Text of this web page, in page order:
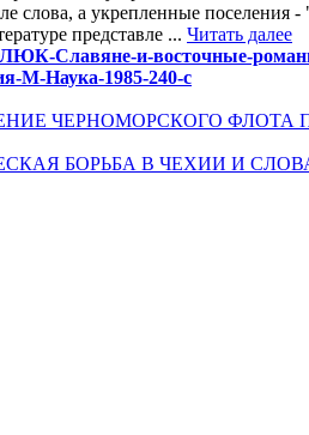
слова, а укрепленные поселения
представле ... Читать далее
Славяне-и-восточные-
М-Наука-1985-240-с
ЧЕРНОМОРСКОГО ФЛОТА
БОРЬБА В ЧЕХИИ И